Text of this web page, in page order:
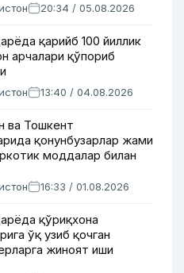
20:34 / 05.08.2026
қарийб 100 йиллик
арчалари қўпориб
13:40 / 04.08.2026
ва Тошкент
қонунбузарлар жами
моддалар билан
16:33 / 01.08.2026
қўриқхона
ўқ узиб қочган
жиноят иши